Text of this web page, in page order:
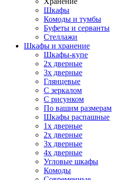
Шкафы
Комоды и тумбы
Буфеты и серванты
Стеллажи
Шкафы и хранение
Шкафы-купе
2х дверные
3х дверные
Глянцевые
С зеркалом
С рисунком
По вашим размерам
Шкафы распашные
1х дверные
2х дверные
3х дверные
4х дверные
Угловые шкафы
Комоды